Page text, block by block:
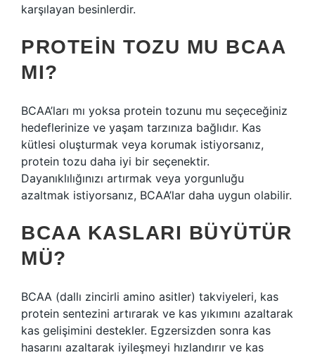
karşılayan besinlerdir.
PROTEIN TOZU MU BCAA
MI?
BCAA’ları mı yoksa protein tozunu mu seçeceğiniz
hedeflerinize ve yaşam tarzınıza bağlıdır. Kas
kütlesi oluşturmak veya korumak istiyorsanız,
protein tozu daha iyi bir seçenektir.
Dayanıklılığınızı artırmak veya yorgunluğu
azaltmak istiyorsanız, BCAA’lar daha uygun olabilir.
BCAA KASLARI BÜYÜTÜR
MÜ?
BCAA (dallı zincirli amino asitler) takviyeleri, kas
protein sentezini artırarak ve kas yıkımını azaltarak
kas gelişimini destekler. Egzersizden sonra kas
hasarını azaltarak iyileşmeyi hızlandırır ve kas